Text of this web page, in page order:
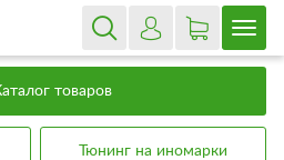
товаров
Тюнинг на иномарки